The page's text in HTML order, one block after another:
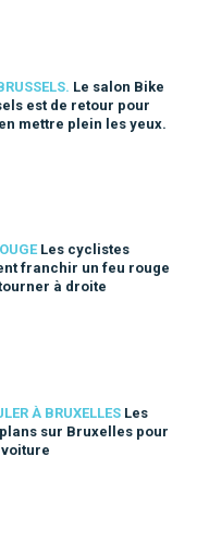
Le salon Bike
est de retour pour
mettre plein les yeux.
pour vous en mettre
Les cyclistes
franchir un feu rouge
à droite
rouge pour tourner à
À BRUXELLES Les
sur Bruxelles pour
voiture